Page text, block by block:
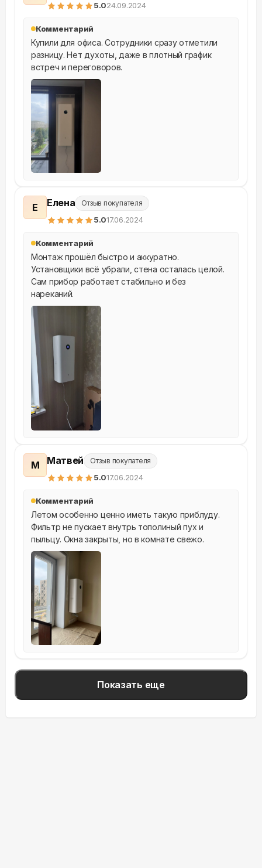
5.024.09.2024
Комментарий
Купили для офиса. Сотрудники сразу отметили
разницу. Нет духоты, даже в плотный график
встреч и переговоров.
Е Елена Отзыв покупателя
5.017.06.2024
Комментарий
Монтаж прошёл быстро и аккуратно.
Установщики всё убрали, стена осталась целой.
Сам прибор работает стабильно и без
нареканий.
М Матвей Отзыв покупателя
5.017.06.2024
Комментарий
Летом особенно ценно иметь такую приблуду.
Фильтр не пускает внутрь тополиный пух и
пыльцу. Окна закрыты, но в комнате свежо.
Показать еще